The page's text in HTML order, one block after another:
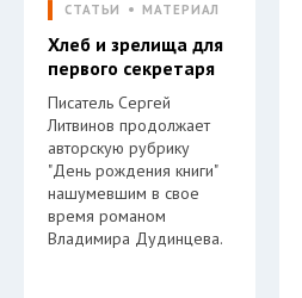
СТАТЬИ МАТЕРИАЛ
Хлеб и зрелища для
первого секретаря
Писатель Сергей
Литвинов продолжает
авторскую рубрику
"День рождения книги"
нашумевшим в свое
время романом
Владимира Дудинцева.